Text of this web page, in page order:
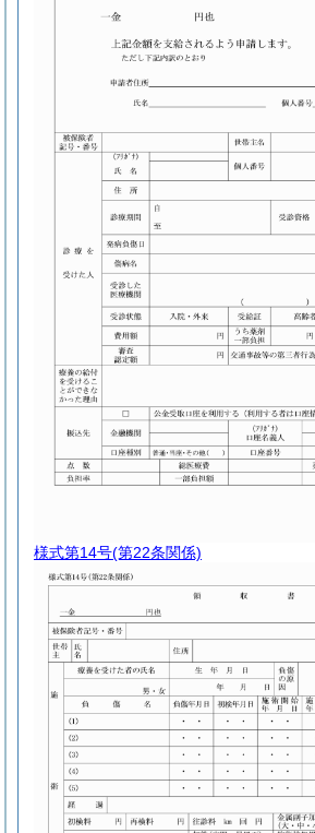
様式第14号(第22条関係)